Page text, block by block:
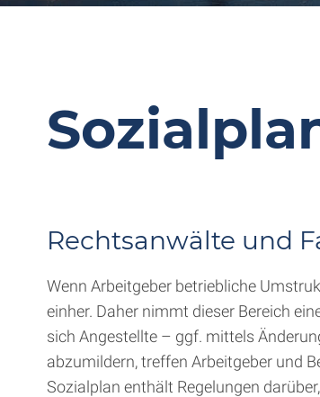
Rechtsanwälte und
Wenn Arbeitgeber betriebliche
einher. Daher nimmt dieser Bereich
sich Angestellte – ggf. mittels
abzumildern, treffen Arbeitgeber und
Sozialplan enthält Regelungen